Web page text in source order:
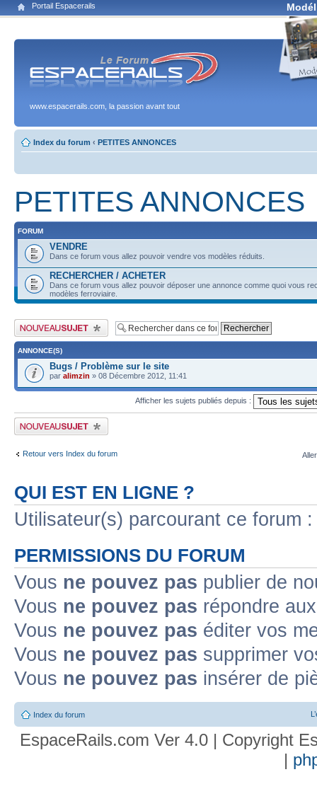
Portail Espacerails
www.espacerails.com, la passion avant tout
Index du forum ‹ PETITES ANNONCES
PETITES ANNONCES
FORUM
VENDRE
Dans ce forum vous allez pouvoir vendre vos modèles réduits.
RECHERCHER / ACHETER
Dans ce forum vous allez pouvoir déposer une annonce comme quoi vous
modèles ferroviaire.
Publier un nouveau sujet
ANNONCE(S)
Bugs / Problème sur le site
par alimzin » 08 Décembre 2012, 11:41
Afficher les sujets publiés depuis :
Publier un nouveau sujet
Retour vers Index du forum
QUI EST EN LIGNE ?
Utilisateur(s) parcourant ce forum
PERMISSIONS DU FORUM
Vous ne pouvez pas publier de
Vous ne pouvez pas répondre
Vous ne pouvez pas éditer vos
Vous ne pouvez pas supprimer
Vous ne pouvez pas insérer de
Index du forum
EspaceRails.com Ver 4.0 | Copyright
|